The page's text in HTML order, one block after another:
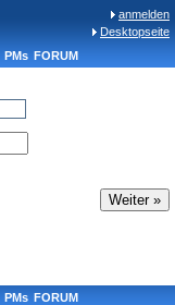
anmelden
Desktopseite
PMs FORUM
PMs FORUM